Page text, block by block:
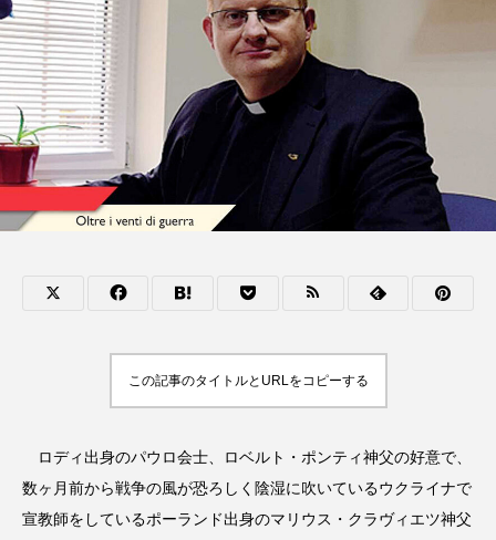
この記事のタイトルとURLをコピーする
ロディ出身のパウロ会士、ロベルト・ポンティ神父の好意で、
数ヶ月前から戦争の風が恐ろしく陰湿に吹いているウクライナで
宣教師をしているポーランド出身のマリウス・クラヴィエツ神父